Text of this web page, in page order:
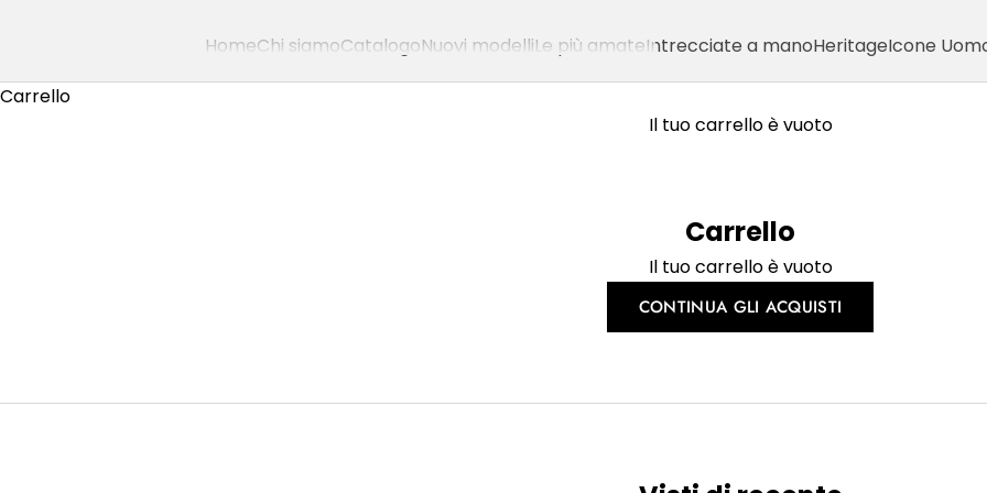
HomeChi siamoCatalogoNuovi modelliLe più amateIntrecciate a manoHeritageIcone
Carrello
Il tuo carrello è vuoto
Carrello
Il tuo carrello è vuoto
CONTINUA GLI ACQUISTI